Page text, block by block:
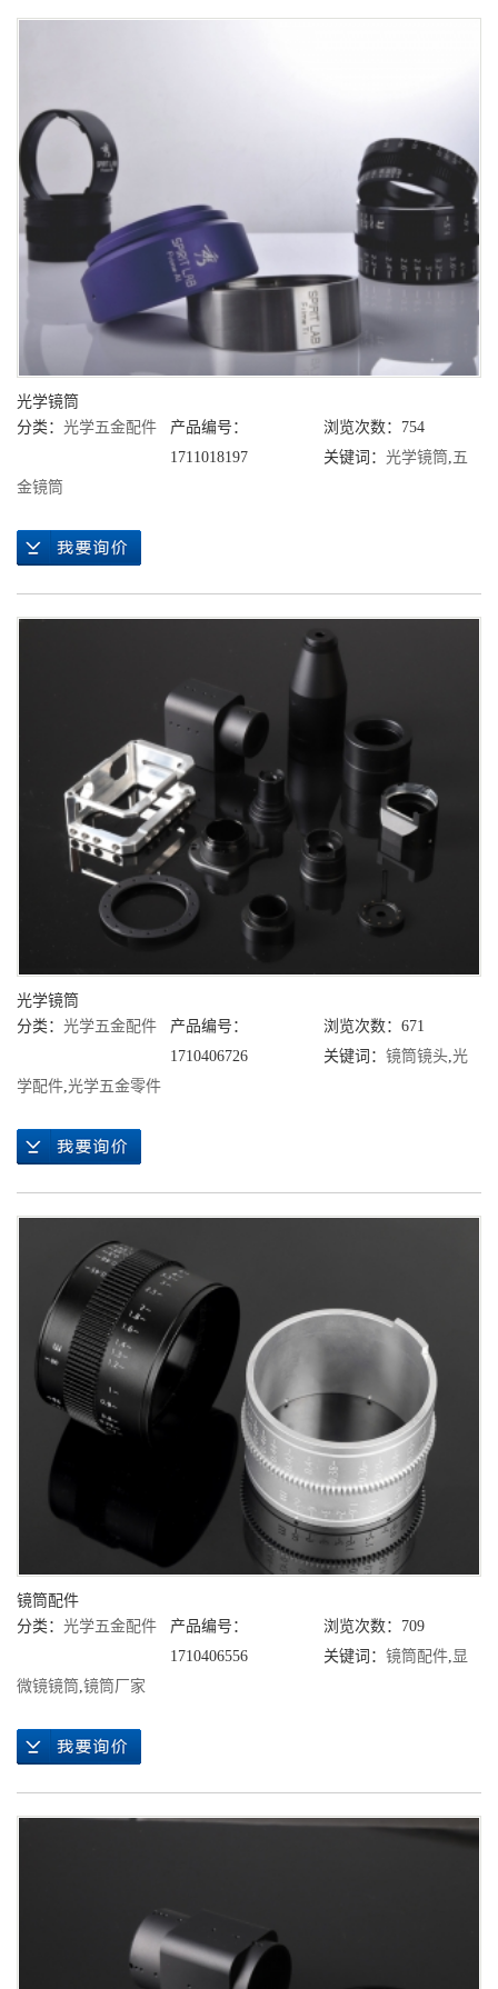
光学镜筒
分类： 光学五金配件
产品编号：
1711018197
浏览次数：754
关键词： 光学镜筒,五
金镜筒
光学镜筒
分类： 光学五金配件
产品编号：
1710406726
浏览次数：671
关键词： 镜筒镜头,光
学配件,光学五金零件
镜筒配件
分类： 光学五金配件
产品编号：
1710406556
浏览次数：709
关键词： 镜筒配件, 显
微镜镜筒 镜筒厂家